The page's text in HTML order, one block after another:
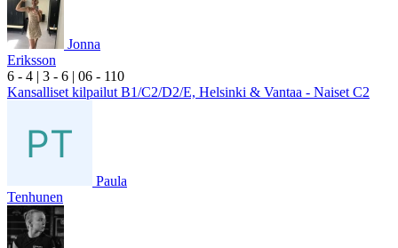
Jonna
Eriksson
6 - 4 | 3 - 6 | 06 - 110
Kansalliset kilpailut B1/C2/D2/E, Helsinki & Vantaa - Naiset C2
Paula
Tenhunen